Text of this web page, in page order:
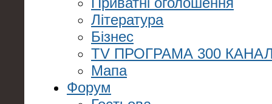
Література
Бізнес
TV ПРОГРАМА 300
Мапа
Форум